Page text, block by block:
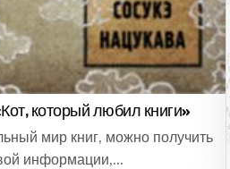
который любил книги»
мир книг, можно получить
информации,…